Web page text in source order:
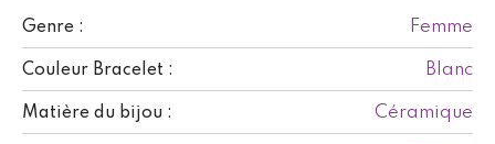
Genre : Femme
Couleur Bracelet : Blanc
Matière du bijou : Céramique